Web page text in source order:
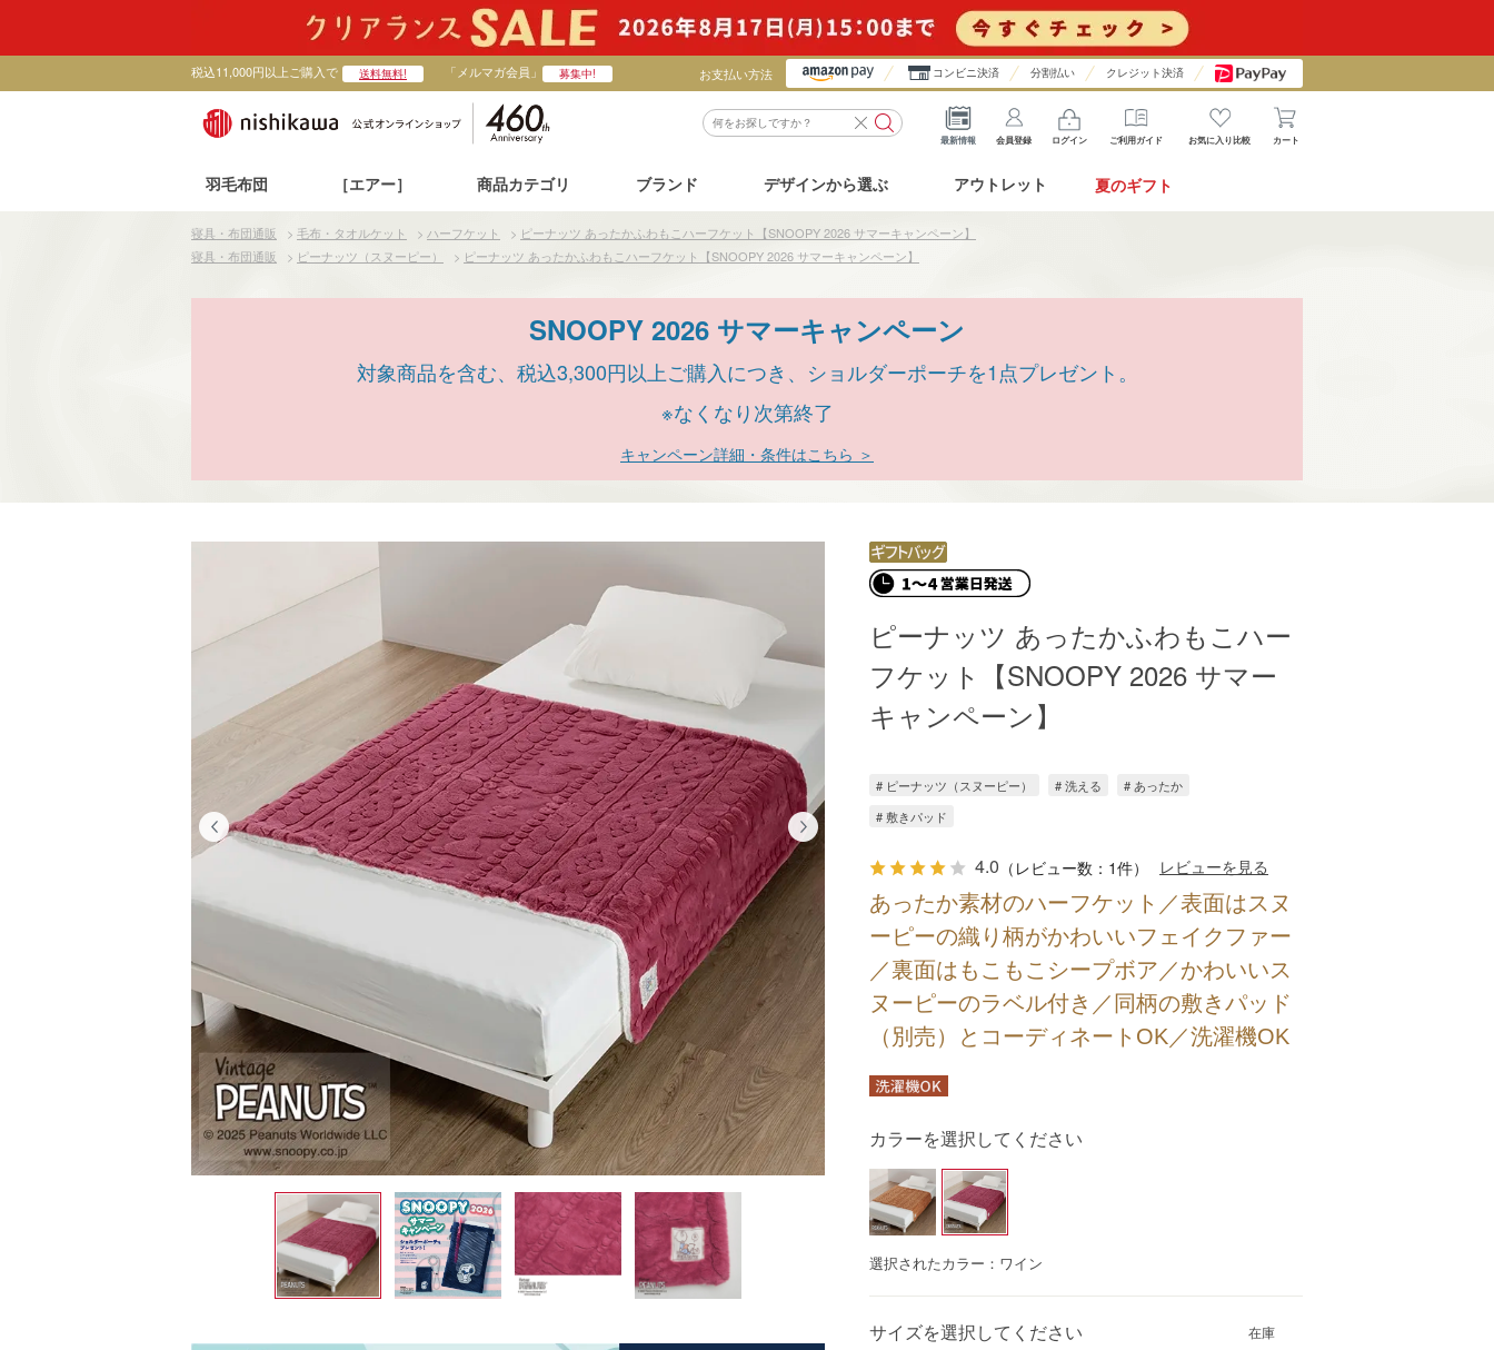
税込11,000円以上ご購入で 送料無料! 「メルマガ会員」 募集中! お支払い方法 コンビニ決済 分割払い クレジット決済
最新情報 会員登録 ログイン ご利用ガイド お気に入り比較 カート
羽毛布団 ［エアー］ 商品カテゴリ ブランド デザインから選ぶ アウトレット 夏のギフト
寝具・布団通販 > 毛布・タオルケット > ハーフケット > ピーナッツ あったかふわもこハーフケット【SNOOPY 2026 サマーキャンペーン】
寝具・布団通販
> ピーナッツ（スヌーピー） > ピーナッツ あったかふわもこハーフケット【SNOOPY 2026 サマーキャンペーン】
SNOOPY 2026 サマーキャンペーン
対象商品を含む、税込3,300円以上ご購入につき、ショルダーポーチを1点プレゼント。
※なくなり次第終了
キャンペーン詳細・条件はこちら ＞
あったか素材のハーフケット／表面はスヌ
ーピーの織り柄がかわいいフェイクファー
／裏面はもこもこシープボア／かわいいス
ヌーピーのラベル付き／同柄の敷きパッド
（別売）とコーディネートOK／洗濯機OK
ピーナッツ あったかふわもこハー
フケット【SNOOPY 2026 サマー
キャンペーン】
# ピーナッツ（スヌーピー） # 洗える
# あったか
# 敷きパッド
4.0 （レビュー数：1件） レビューを見る
カラーを選択してください
選択されたカラー：ワイン
サイズを選択してください